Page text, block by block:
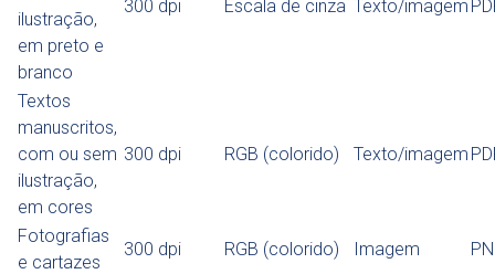
ilustração,
em preto e
branco
300 dpi Escala de cinza Texto/imagem
Textos
manuscritos,
com ou sem
ilustração,
em cores
300 dpi RGB (colorido) Texto/imagem
Fotografias
e cartazes
300 dpi RGB (colorido) Imagem